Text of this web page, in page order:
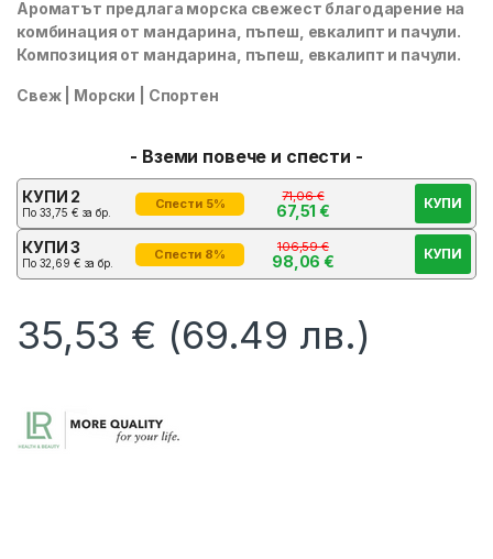
Ароматът предлага морска свежест благодарение на
комбинация от мандарина, пъпеш, евкалипт и пачули.
Композиция от мандарина, пъпеш, евкалипт и пачули.
Свеж | Морски | Спортен
- Вземи повече и спести -
КУПИ 2
По 33,75 € за бр.
Спести 5% 71,06€
67,51€ КУПИ
КУПИ 3
По 32,69 € за бр.
Спести 8% 106,59€
98,06€ КУПИ
35,53 € (69.49 лв.)